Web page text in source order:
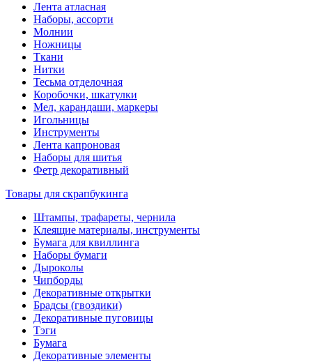
Лента атласная
Наборы, ассорти
Молнии
Ножницы
Ткани
Нитки
Тесьма отделочная
Коробочки, шкатулки
Мел, карандаши, маркеры
Игольницы
Инструменты
Лента капроновая
Наборы для шитья
Фетр декоративный
Товары для скрапбукинга
Штампы, трафареты, чернила
Клеящие материалы, инструменты
Бумага для квиллинга
Наборы бумаги
Дыроколы
Чипборды
Декоративные открытки
Брадсы (гвоздики)
Декоративные пуговицы
Тэги
Бумага
Декоративные элементы